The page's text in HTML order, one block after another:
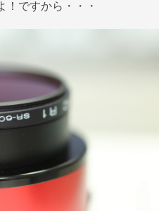
！ですから・・・